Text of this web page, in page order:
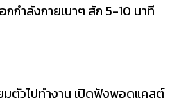
กำลังกายเบาๆ สัก 5-10 นาที
มตัวไปทำงาน เปิดฟังพอดแคสต์